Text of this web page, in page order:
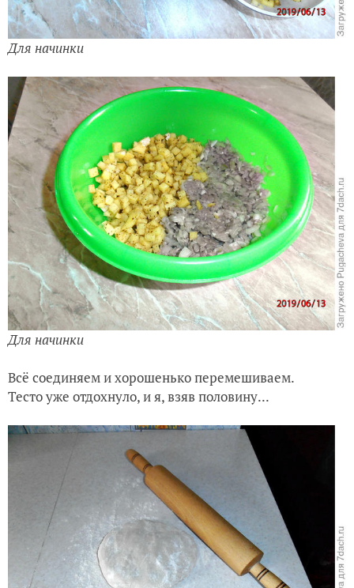
Для начинки
Для начинки
Всё соединяем и хорошенько перемешиваем.
Тесто уже отдохнуло, и я, взяв половину...